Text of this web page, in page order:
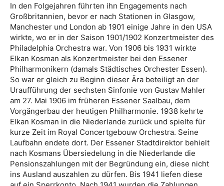
In den Folgejahren führten ihn Engagements nach
Großbritannien, bevor er nach Stationen in Glasgow,
Manchester und London ab 1901 einige Jahre in den USA
wirkte, wo er in der Saison 1901/1902 Konzertmeister des
Philadelphia Orchestra war. Von 1906 bis 1931 wirkte
Elkan Kosman als Konzertmeister bei den Essener
Philharmonikern (damals Städtisches Orchester Essen).
So war er gleich zu Beginn dieser Ära beteiligt an der
Uraufführung der sechsten Sinfonie von Gustav Mahler
am 27. Mai 1906 im früheren Essener Saalbau, dem
Vorgängerbau der heutigen Philharmonie. 1938 kehrte
Elkan Kosman in die Niederlande zurück und spielte für
kurze Zeit im Royal Concertgebouw Orchestra. Seine
Laufbahn endete dort. Der Essener Stadtdirektor behielt
nach Kosmans Übersiedelung in die Niederlande die
Pensionszahlungen mit der Begründung ein, diese nicht
ins Ausland auszahlen zu dürfen. Bis 1941 liefen diese